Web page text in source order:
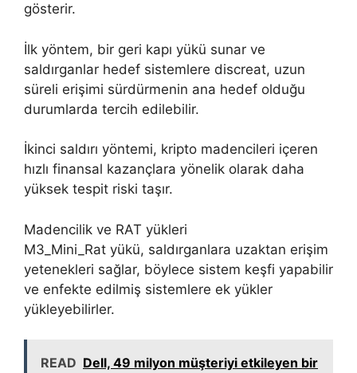
gösterir.
İlk yöntem, bir geri kapı yükü sunar ve
saldırganlar hedef sistemlere discreat, uzun
süreli erişimi sürdürmenin ana hedef olduğu
durumlarda tercih edilebilir.
İkinci saldırı yöntemi, kripto madencileri içeren
hızlı finansal kazançlara yönelik olarak daha
yüksek tespit riski taşır.
Madencilik ve RAT yükleri
M3_Mini_Rat yükü, saldırganlara uzaktan erişim
yetenekleri sağlar, böylece sistem keşfi yapabilir
ve enfekte edilmiş sistemlere ek yükler
yükleyebilirler.
READ Dell, 49 milyon müşteriyi etkileyen bir